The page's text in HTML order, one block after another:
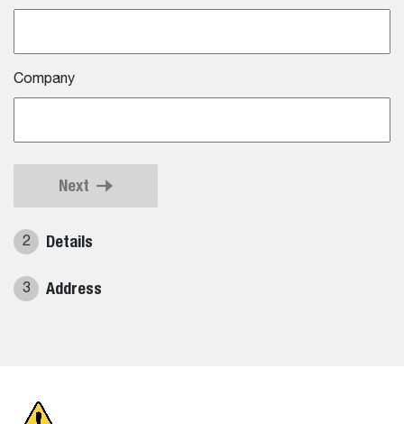
Company
Next
2 Details
3 Address